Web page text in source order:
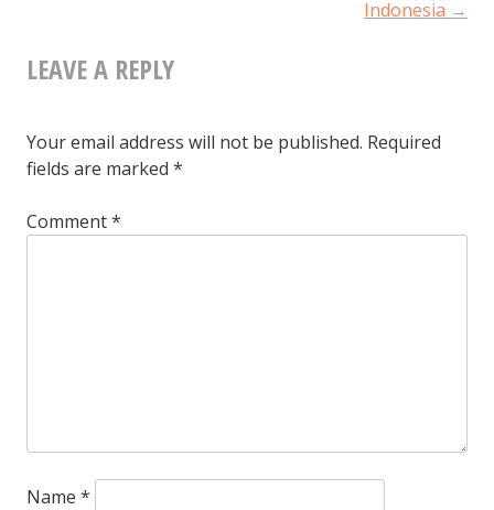
Indonesia →
LEAVE A REPLY
Your email address will not be published. Required
fields are marked *
Comment*
Name *